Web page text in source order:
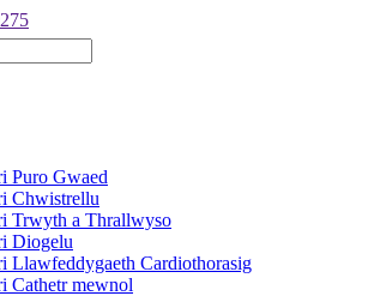
Puro Gwaed
Chwistrellu
Trwyth a Thrallwyso
Diogelu
Llawfeddygaeth Cardiothorasig
Cathetr mewnol